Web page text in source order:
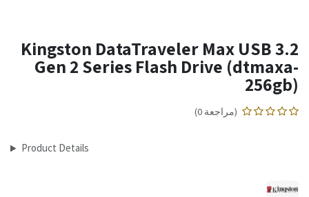
Kingston DataTraveler Max USB 3.2
Gen 2 Series Flash Drive (dtmaxa-
256gb)
(مراجعة 0)
Product Details